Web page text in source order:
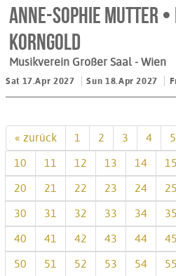
Anne-Sophie Mutter
Korngold
Musikverein Großer Saal - Wien
Sat 17.Apr 2027 Sun 18.Apr 2027
« zurück 1 2 3 4 5
10
11 12 13 14 15
20
21 22 23 24 25
30
31 32 33 34 35
40
41 42 43 44 45
50
51 52 53 54 55